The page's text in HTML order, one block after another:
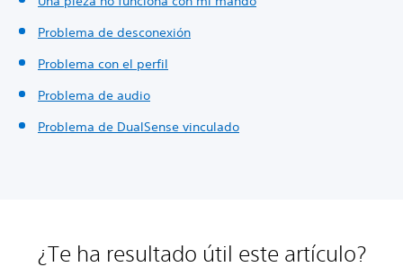
Problema de desconexión
Problema con el perfil
Problema de audio
Problema de DualSense vinculado
¿Te ha resultado útil este artículo?